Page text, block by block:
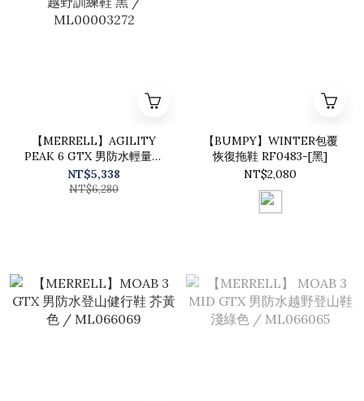
【MERRELL】AGILITY
PEAK 6 GTX 男防水輕量戶
外越野訓練鞋 黑 /
ML00003272
NT$5,338
NT$6,280
【BUMPY】WINTER包覆
恢復拖鞋 RF0483-[黑]
NT$2,080